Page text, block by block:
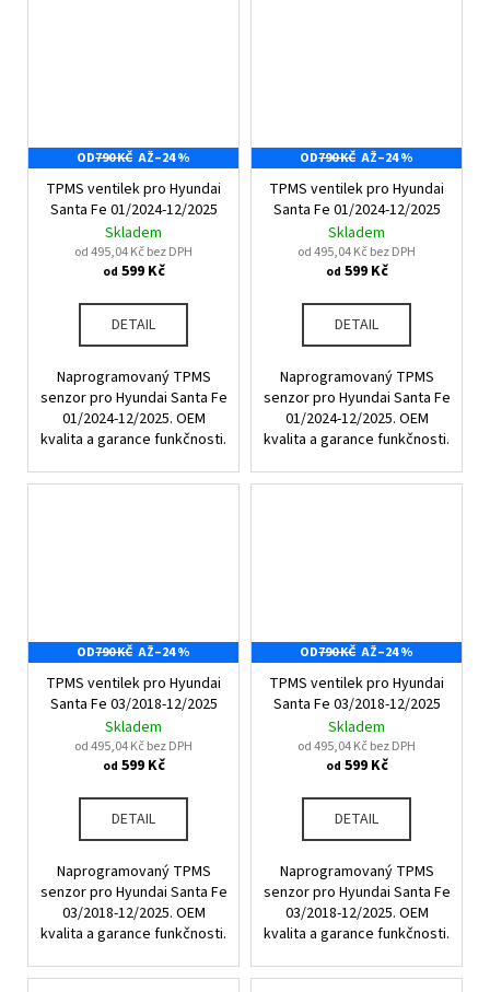
OD790 KČ AŽ–24 %
TPMS ventilek pro Hyundai
Santa Fe 01/2024-12/2025
Skladem
od 495,04 Kč bez DPH
od 599 Kč
DETAIL
Naprogramovaný TPMS
senzor pro Hyundai Santa Fe
01/2024-12/2025. OEM
kvalita a garance funkčnosti.
OD790 KČ AŽ–24 %
TPMS ventilek pro Hyundai
Santa Fe 01/2024-12/2025
Skladem
od 495,04 Kč bez DPH
od 599 Kč
DETAIL
Naprogramovaný TPMS
senzor pro Hyundai Santa Fe
01/2024-12/2025. OEM
kvalita a garance funkčnosti.
OD790 KČ AŽ–24 %
TPMS ventilek pro Hyundai
Santa Fe 03/2018-12/2025
Skladem
od 495,04 Kč bez DPH
od 599 Kč
DETAIL
Naprogramovaný TPMS
senzor pro Hyundai Santa Fe
03/2018-12/2025. OEM
kvalita a garance funkčnosti.
OD790 KČ AŽ–24 %
TPMS ventilek pro Hyundai
Santa Fe 03/2018-12/2025
Skladem
od 495,04 Kč bez DPH
od 599 Kč
DETAIL
Naprogramovaný TPMS
senzor pro Hyundai Santa Fe
03/2018-12/2025. OEM
kvalita a garance funkčnosti.